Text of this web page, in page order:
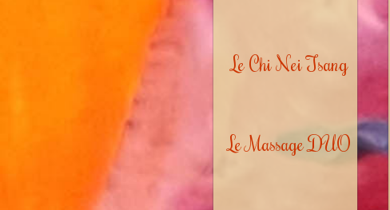
Le Chi Nei Tsang
Le Massage DUO